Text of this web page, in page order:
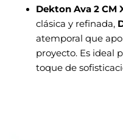
Dekton Ava 2 CM
clásica y refinada,
atemporal que
proyecto. Es ideal
toque de